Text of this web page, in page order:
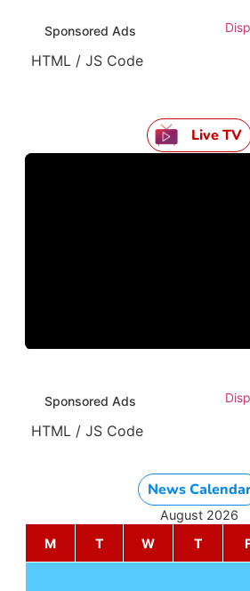
Sponsored Ads
HTML / JS Code
Live TV
Sponsored Ads
HTML / JS Code
News
August 2026
M
T W T